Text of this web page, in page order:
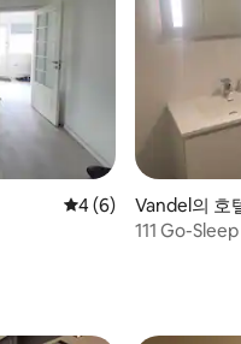
평점 4점(5점 만점),
4 (6)
Vandel의 호
111 Go-